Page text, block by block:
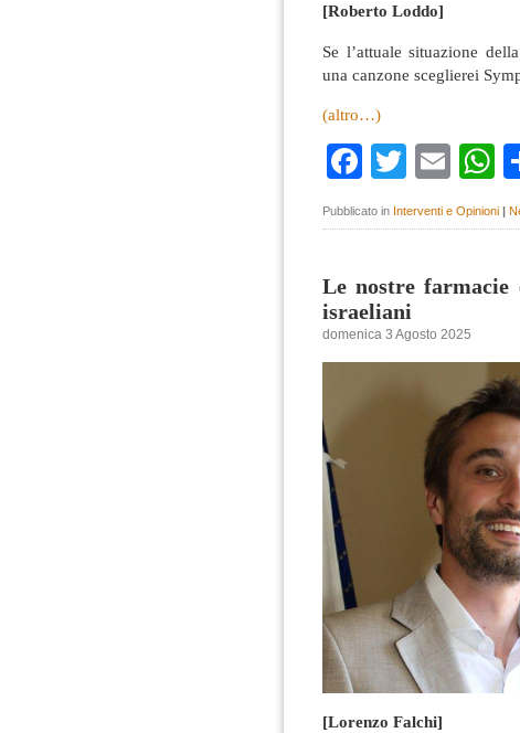
[Roberto Loddo]
Se l’attuale situazione
una canzone sceglierei
(altro…)
Facebook
Twitter
Pubblicato in Interventi e Opinioni
Le nostre
israeliani
domenica 3 Agosto 2025
[Lorenzo Falchi]